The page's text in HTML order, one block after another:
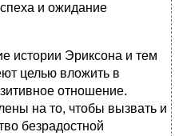
и ожидание
истории Эриксона и тем
целью вложить в
отношение.
на то, чтобы вызвать и
безрадостной